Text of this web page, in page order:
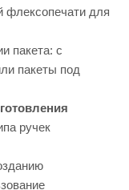
флексопечати для
пакета: с
пакеты под
ручек